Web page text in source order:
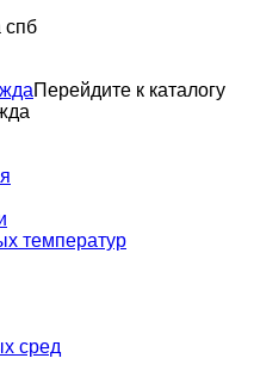
Перейдите к каталогу
температур
сред